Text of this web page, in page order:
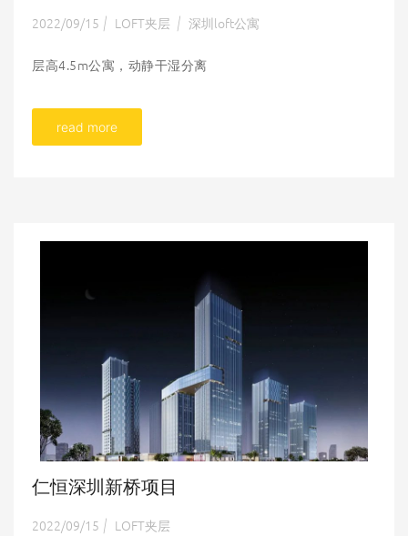
2022/09/15 | LOFT夹层 | 深圳loft公寓
层高4.5m公寓，动静干湿分离
read more
仁恒深圳新桥项目
2022/09/15 | LOFT夹层